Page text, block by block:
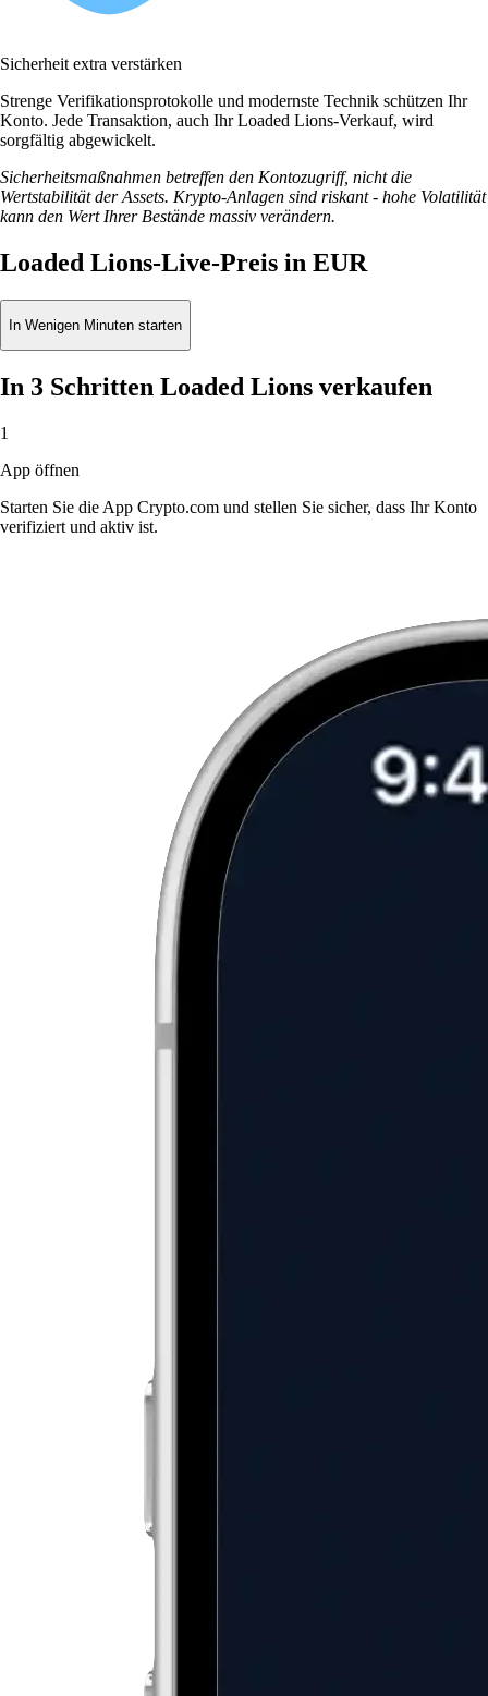
Sicherheit extra verstärken
Strenge Verifikationsprotokolle und modernste Technik schützen Ihr
Konto. Jede Transaktion, auch Ihr Loaded Lions-Verkauf, wird
sorgfältig abgewickelt.
Sicherheitsmaßnahmen betreffen den Kontozugriff, nicht die
Wertstabilität der Assets. Krypto-Anlagen sind riskant - hohe Volatilität
kann den Wert Ihrer Bestände massiv verändern.
Loaded Lions-Live-Preis in EUR
In Wenigen Minuten starten
In 3 Schritten Loaded Lions verkaufen
1
App öffnen
Starten Sie die App Crypto.com und stellen Sie sicher, dass Ihr Konto
verifiziert und aktiv ist.